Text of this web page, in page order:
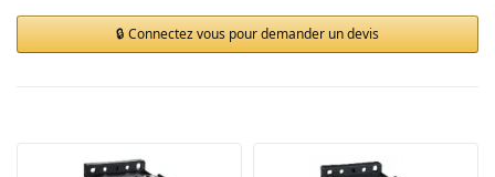
Connectez vous pour demander un devis